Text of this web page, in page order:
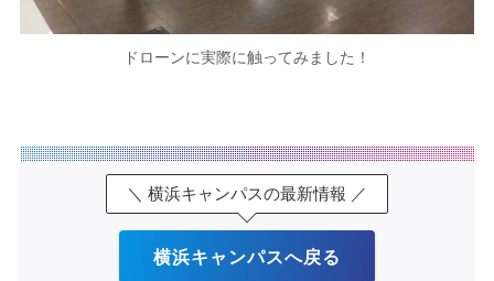
ドローンに実際に触ってみました！
＼ 横浜キャンパスの最新情報 ／
横浜キャンパスへ戻る